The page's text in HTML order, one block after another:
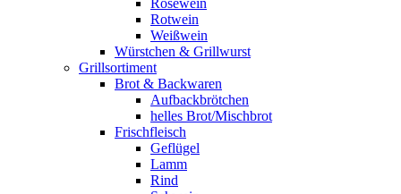
Roséwein
Rotwein
Weißwein
Würstchen & Grillwurst
Grillsortiment
Brot & Backwaren
Aufbackbrötchen
helles Brot/Mischbrot
Frischfleisch
Geflügel
Lamm
Rind